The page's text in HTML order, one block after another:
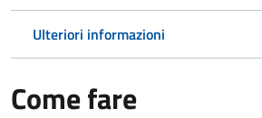
Ulteriori informazioni
Come fare